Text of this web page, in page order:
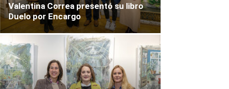
Valentina Correa presentó su libro
Duelo por Encargo